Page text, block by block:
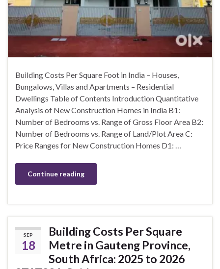
Building Costs Per Square Foot in India – Houses,
Bungalows, Villas and Apartments – Residential
Dwellings Table of Contents Introduction Quantitative
Analysis of New Construction Homes in India B1:
Number of Bedrooms vs. Range of Gross Floor Area B2:
Number of Bedrooms vs. Range of Land/Plot Area C:
Price Ranges for New Construction Homes D1: …
Continue reading
SEP
18
Building Costs Per Square
Metre in Gauteng Province,
South Africa: 2025 to 2026